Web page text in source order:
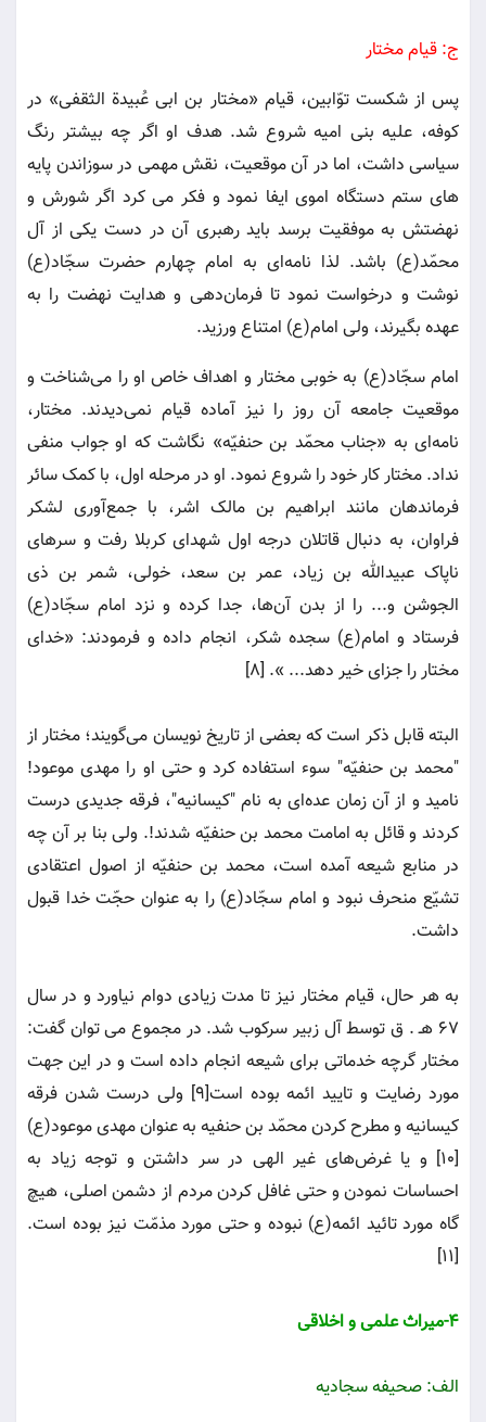
ج: قیام مختار
پس از شکست توّابین، قیام «مختار بن ابی عُبیدة الثقفی» در
کوفه، علیه بنی امیه شروع شد.‌ هدف او اگر چه بیشتر رنگ
سیاسی داشت، اما در آن موقعیت، نقش مهمی در سوزاندن پایه
های ستم دستگاه اموی ایفا نمود و فکر می کرد اگر شورش و
نهضتش به موفقیت برسد باید رهبری آن در دست یکی از آل
محمّد(ع) باشد. لذا نامه‌ای به امام چهارم حضرت سجّاد(ع)
نوشت و درخواست نمود تا فرمان‌دهی و هدایت نهضت را به
عهده بگیرند، ولی امام(ع) امتناع ورزید.
امام سجّاد(ع) به خوبی مختار و اهداف خاص او را می‌شناخت و
موقعیت جامعه آن روز را نیز آماده قیام نمی‌دیدند. مختار،
نامه‌ای به «جناب محمّد بن حنفیّه» نگاشت که او جواب منفی
نداد‌. مختار کار خود را شروع نمود. او در مرحله اول، با کمک سائر
فرماندهان مانند ابراهیم بن مالک اشر، با جمع‌آوری لشکر
فراوان، به دنبال قاتلان درجه اول شهدای کربلا رفت و سرهای
ناپاک عبیدالله بن زیاد، عمر بن سعد، خولی، شمر بن ذی
الجوشن و... را از بدن آن‌ها، جدا کرده و نزد امام سجّاد(ع)
فرستاد و امام(ع) سجده شکر، انجام داده و فرمودند: «خدای
مختار را جزای خیر دهد... ». [8]
البته قابل ذکر است که بعضی از تاریخ نویسان می‌گویند؛ مختار از
"محمد بن حنفیّه" سوء استفاده کرد و حتی او را مهدی موعود!
نامید و از آن زمان عده‌ای به نام "کیسانیه"، فرقه جدیدی درست
کردند و قائل به امامت محمد بن حنفیّه شدند!. ولی بنا بر آن چه
در منابع شیعه آمده است، محمد بن حنفیّه از اصول اعتقادی
تشیّع منحرف نبود و امام سجّاد(ع) را به عنوان حجّت خدا قبول
داشت.
به هر حال، قیام مختار نیز تا مدت زیادی دوام نیاورد و در سال
67 هـ . ق توسط آل زبیر سرکوب شد. در مجموع می توان گفت:
مختار گرچه خدماتی برای شیعه انجام داده است و در این جهت
مورد رضایت و تایید ائمه بوده است[9] ولی درست شدن فرقه
کیسانیه و مطرح کردن محمّد بن حنفیه به عنوان مهدی موعود(ع)
[10] و یا غرض‌های غیر الهی در سر داشتن و توجه زیاد به
احساسات نمودن و حتی غافل کردن مردم از دشمن اصلی، هیچ
گاه مورد تائید ائمه(ع) نبوده و حتی مورد مذمّت نیز بوده است.
[11]
4-میراث علمی و اخلاقی
الف: صحیفه سجادیه